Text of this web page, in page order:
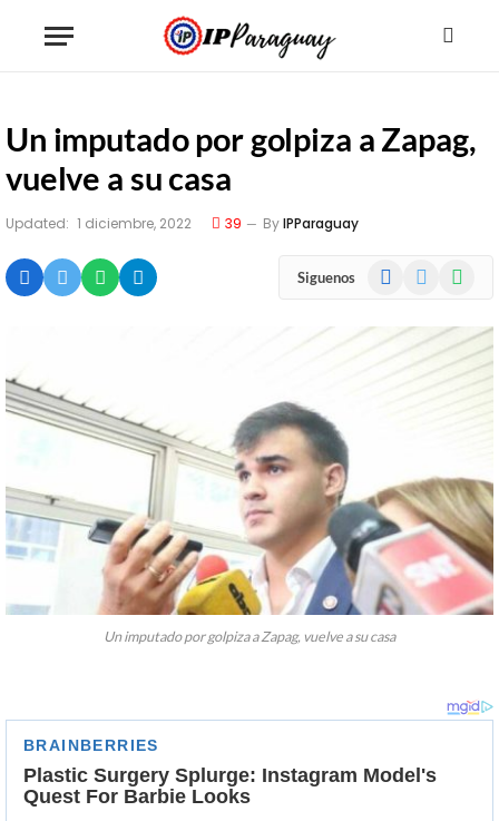
Un imputado por golpiza a Zapag,
vuelve a su casa
Updated: 1 diciembre, 2022 39 ByIPParaguay
Siguenos Facebook
Un imputado por golpiza a Zapag, vuelve a su casa